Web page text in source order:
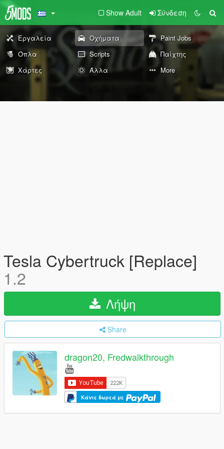
Show Adult Σύνδεση
Εργαλεία Οχήματα
Paint Jobs
Όπλα
Scripts
Παίχτης
Χάρτες
Άλλα More
Tesla Cybertruck [Replace]
1.2
Λήψη
Share
dragon20, Fredwalkthrough
Κάντε δωρεά με